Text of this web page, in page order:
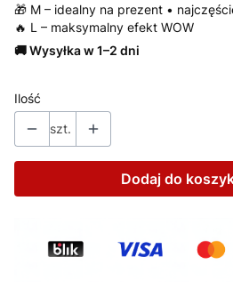
🎁 M – idealny na prezent •
🔥 L – maksymalny efekt WOW
🚚 Wysyłka w 1–2 dni
Ilość
szt.
Dodaj do